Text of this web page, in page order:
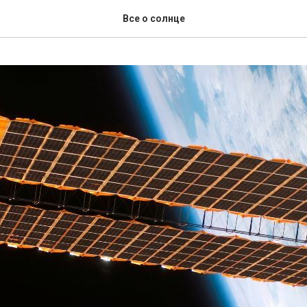
Все о солнце